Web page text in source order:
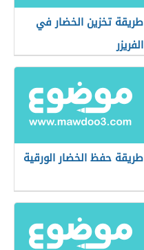
طريقة تخزين الخضار في
الفريزر
طريقة حفظ الخضار الورقية